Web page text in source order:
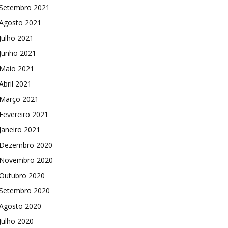
2021
2021
2021
2021
2021
2021
2021
2021
2021
2020
2020
2020
2020
2020
2020